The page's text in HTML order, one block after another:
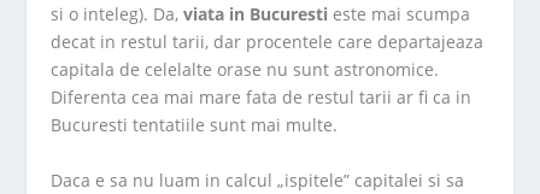
si o inteleg). Da,viata in Bucuresti este mai scumpa
decat in restul tarii, dar procentele care departajeaza
capitala de celelalte orase nu sunt astronomice.
Diferenta cea mai mare fata de restul tarii ar fi ca in
Bucuresti tentatiile sunt mai multe.
Daca e sa nu luam in calcul „ispitele” capitalei si sa